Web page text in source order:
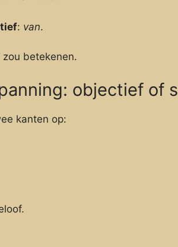
: van.
zou betekenen.
objectief of
kanten op: